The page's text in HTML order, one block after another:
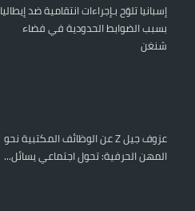
إسبانيا تلوّح بـإجراءات انتقامية ضد إيطاليا
بسبب الضوابط الحدودية في فضاء
شنغن
عزوف جيل Z عن الوظائف المكتبية نحو
المهن الحرفية: تحول اجتماعي يسائل...